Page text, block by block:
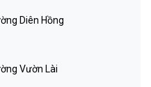
Diên Hồng
Vườn Lài